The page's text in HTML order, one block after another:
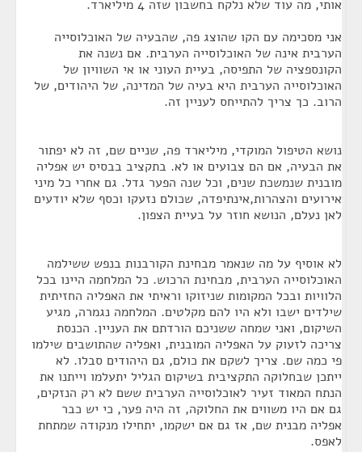
אותי, מה עוד שלא נלקח בחשבון שזה 4 מיליארד.
אני מסכימה עם הקו שהוצג פה, שהבעיה של האוכלוסייה
הערבית אינה של האוכלוסייה הערבית. אם נשנה את
הקונספציה של התפיסה, בעיית העוני או אי השוויון של
האוכלוסייה הערבית היא בעיה של המדינה, של היהודים, של
הרוב. כך צריך להתייחס לעניין זה.
נושא הטיפול המוקדי, מיליארד פה, שניים שם, זה לא יפתור
את הבעיה, אם הם צבועים או לא. בתקציב בבסיס יש אפליה
מובנית שנמשכת שנים, וכל שנה הפער גדל. גם אחרי כל מיני
אירועים והצהרות,אינתיפדה, שכולם נזעקו וכסף שלא יודעים
לאן נעלם, הנושא חוזר על בעיית הצפון.
לא אוסיף על מה שנאמר מבחינת הקורבנות בנפש ששילמה
האוכלוסייה הערבית, מבחינת הרכוש. כל המלחמה היינו בכל
הלוויות ובכל המקומות שניזוקו וראיתי את האפליה החזיתית
שילדים ישבו ולא היו להם מקלטים. המלחמה נגמרה, מגיע
השיקום, ואני שמחה ששניכם הורדתם את העניין. הכנסת
צריכה לזעוק על האפליה המובנית, ואפליה שהתושבים שילמו
פי כמה שם. צריך לשקם את כולם, גם היהודים סבלו. לא
ייתכן שבחלוקה התקציבית בשיקום הגליל יתעלמו וייתנו את
הנתח המאוד זעיר לאוכלוסייה הערבית ששם לא רק הנזקים,
גם אם היו משווים את החלוקה, זה היה פער, כי יש כבר
אפליה מבנית שם, אז גם אם ישקמו, יתחילו מנקודה שמתחת
לאפס.